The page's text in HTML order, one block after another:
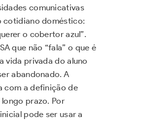
comunicativas
cotidiano doméstico:
o cobertor azul”.
que não “fala” o que é
vida privada do aluno
abandonado. A
com a definição de
prazo. Por
pode ser usar a